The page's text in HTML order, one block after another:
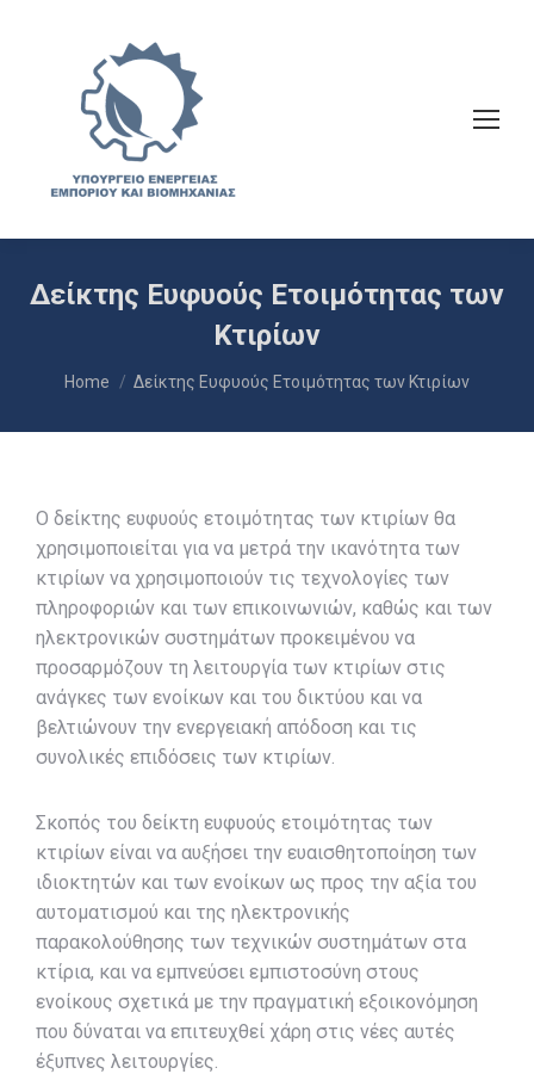
Δείκτης Ευφυούς Ετοιμότητας των
Κτιρίων
You are here:
Home Δείκτης Ευφυούς Ετοιμότητας των Κτιρίων
Ο δείκτης ευφυούς ετοιμότητας των κτιρίων θα
χρησιμοποιείται για να μετρά την ικανότητα των
κτιρίων να χρησιμοποιούν τις τεχνολογίες των
πληροφοριών και των επικοινωνιών, καθώς και των
ηλεκτρονικών συστημάτων προκειμένου να
προσαρμόζουν τη λειτουργία των κτιρίων στις
ανάγκες των ενοίκων και του δικτύου και να
βελτιώνουν την ενεργειακή απόδοση και τις
συνολικές επιδόσεις των κτιρίων.
Σκοπός του δείκτη ευφυούς ετοιμότητας των
κτιρίων είναι να αυξήσει την ευαισθητοποίηση των
ιδιοκτητών και των ενοίκων ως προς την αξία του
αυτοματισμού και της ηλεκτρονικής
παρακολούθησης των τεχνικών συστημάτων στα
κτίρια, και να εμπνεύσει εμπιστοσύνη στους
ενοίκους σχετικά με την πραγματική εξοικονόμηση
που δύναται να επιτευχθεί χάρη στις νέες αυτές
έξυπνες λειτουργίες.